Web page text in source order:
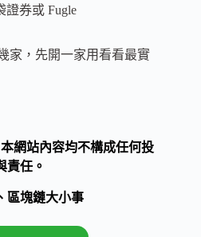
證券或 Fugle
家，先開一家用看看最實
網站內容均不構成任何投
責任。
區塊鏈大小事